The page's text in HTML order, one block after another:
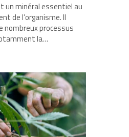
un minéral essentiel au
de l’organisme. Il
nombreux processus
la…